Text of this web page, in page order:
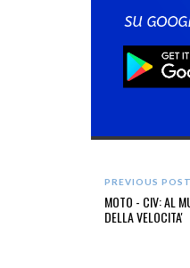
PREVIOUS POST
MOTO - CIV: AL
DELLA VELOCITA'